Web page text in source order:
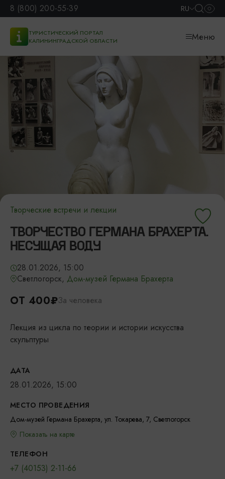
8 (800) 200-55-39 RU
ТУРИСТИЧЕСКИЙ ПОРТАЛ
КАЛИНИНГРАДСКОЙ ОБЛАСТИ
Меню
Творческие встречи и лекции
ТВОРЧЕСТВО ГЕРМАНА БРАХЕРТА.
НЕСУЩАЯ ВОДУ
28.01.2026, 15:00
Светлогорск, Дом-музей Германа Брахерта
ОТ 400₽За человека
Лекция из цикла по теории и истории искусства
скульптуры
ДАТА
28.01.2026, 15:00
МЕСТО ПРОВЕДЕНИЯ
Дом-музей Германа Брахерта, ул. Токарева, 7, Светлогорск
Показать на карте
ТЕЛЕФОН
+7 (40153) 2-11-66